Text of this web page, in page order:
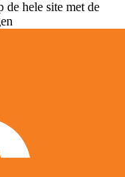
hele site met de